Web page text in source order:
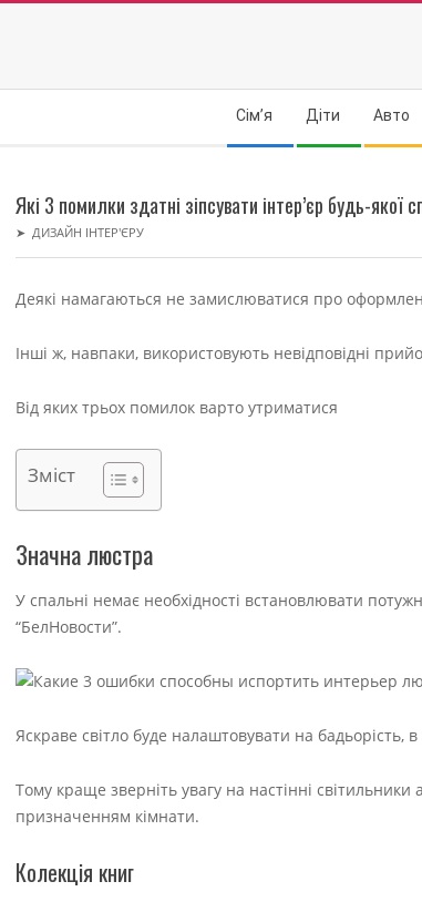
Сім’я Діти Авто
Які 3 помилки здатні зіпсувати інтер’єр будь-якої
➤ ДИЗАЙН ІНТЕР'ЄРУ
Деякі намагаються не замислюватися про
Інші ж, навпаки, використовують невідповідні
Від яких трьох помилок варто утриматися
Зміст
Значна люстра
У спальні немає необхідності встановлювати
“БелНовости”.
Яскраве світло буде налаштовувати на
Тому краще зверніть увагу на настінні
призначенням кімнати.
Колекція книг